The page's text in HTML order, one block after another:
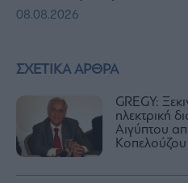
ΣΧΕΤΙΚΑ ΑΡΘΡΑ
GREGY:
ηλεκτρική
Αιγύπτου
Κοπελούζου
08.08.2026